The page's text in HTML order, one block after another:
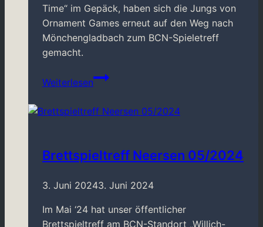
Time“ im Gepäck, haben sich die Jungs von
Ornament Games erneut auf den Weg nach
Mönchengladbach zum BCN-Spieletreff
gemacht.
Weiterlesen
Ornament
Games
zu
Gast
BCN
Brettspieltreff Neersen 05/2024
3. Juni 20243. Juni 2024
Im Mai ‘24 hat unser öffentlicher
Brettspieltreff am BCN-Standort „Willich-